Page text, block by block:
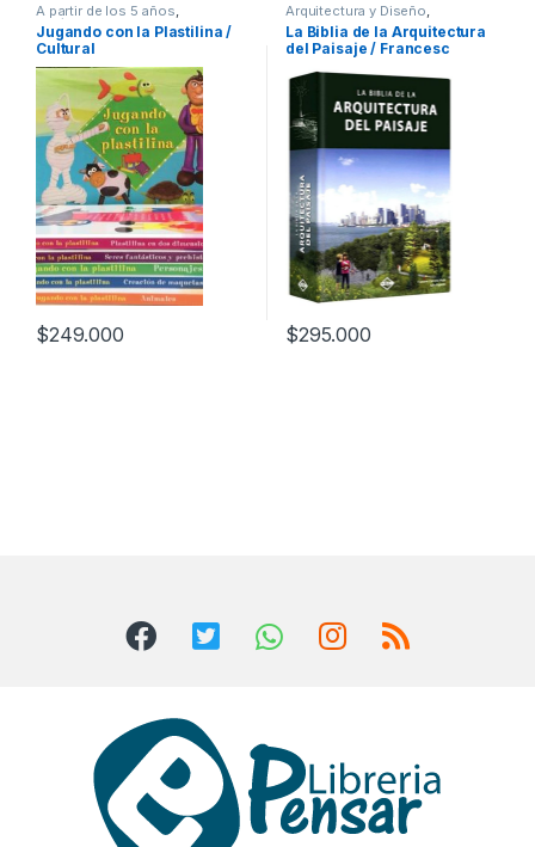
A partir de los 5 años
Didácticos Hogar y
Manualidades, Ilustradores,
Interes General
Pasatiempos
Jugando con la Plastilina /
Cultural
$249.000
Arquitectura y Diseño
Arquitectura y Urbanismo ,Arte y
Afines,Decoración, Decoración
y Muebles,Diseño,Interes
Ofertas
y tecnicos
La Biblia de la Arquitectura
del Paisaje / Francesc
/ Lexus
$295.000